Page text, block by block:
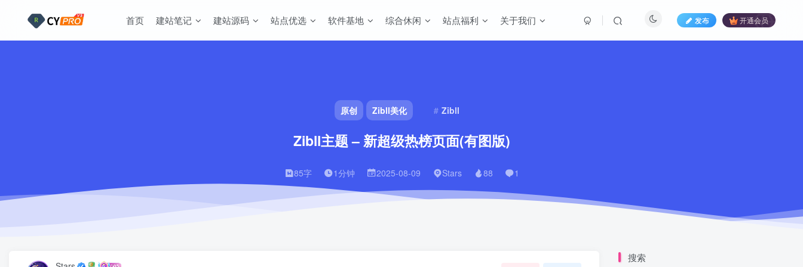
原创 Zibll美化 Zibll
Zibll主题 – 新超级热榜页面(有图版)
85字 1分钟 2025-08-09 Stars 88 1
首页 建站笔记 建站源码 站点优选 软件基地 综合休闲 站点福利 关于我们 发布 开通会员
搜索